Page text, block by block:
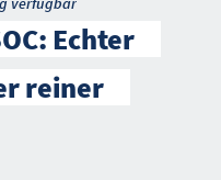
Echter
reiner